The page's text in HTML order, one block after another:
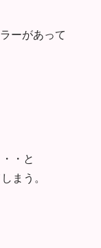
ーがあって
・と
まう。